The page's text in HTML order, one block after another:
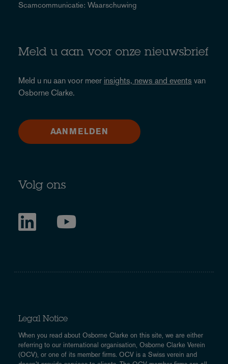
Scamcommunicatie: Waarschuwing
Meld u aan voor onze nieuwsbrief
Meld u nu aan voor meer insights, news and events van
Osborne Clarke.
AANMELDEN
Volg ons
Legal Notice
When you read about Osborne Clarke on this site, we are either
referring to our international organisation, Osborne Clarke Verein
(OCV), or one of its member firms. OCV is a Swiss verein and